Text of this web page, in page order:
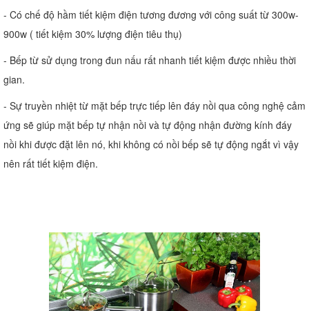
- Có chế độ hầm tiết kiệm điện tương đương với công suất từ 300w-
900w ( tiết kiệm 30% lượng điện tiêu thụ)
- Bếp từ sử dụng trong đun nấu rất nhanh tiết kiệm được nhiều thời
gian.
- Sự truyền nhiệt từ mặt bếp trực tiếp lên đáy nồi qua công nghệ cảm
ứng sẽ giúp mặt bếp tự nhận nồi và tự động nhận đường kính đáy
nồi khi được đặt lên nó, khi không có nồi bếp sẽ tự động ngắt vì vậy
nên rất tiết kiệm điện.